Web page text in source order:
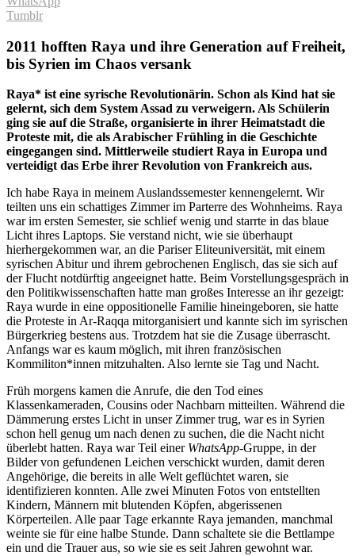
Tumblr
2011 hofften Raya und ihre Generation auf Freiheit,
bis Syrien im Chaos versank
Raya* ist eine syrische Revolutionärin. Schon als Kind hat sie
gelernt, sich dem System Assad zu verweigern. Als Schülerin
ging sie auf die Straße, organisierte in ihrer Heimatstadt die
Proteste mit, die als Arabischer Frühling in die Geschichte
eingegangen sind. Mittlerweile studiert Raya in Europa und
verteidigt das Erbe ihrer Revolution von Frankreich aus.
Ich habe Raya in meinem Auslandssemester kennengelernt. Wir
teilten uns ein schattiges Zimmer im Parterre des Wohnheims. Raya
war im ersten Semester, sie schlief wenig und starrte in das blaue
Licht ihres Laptops. Sie verstand nicht, wie sie überhaupt
hierhergekommen war, an die Pariser Eliteuniversität, mit einem
syrischen Abitur und ihrem gebrochenen Englisch, das sie sich auf
der Flucht notdürftig angeeignet hatte. Beim Vorstellungsgespräch in
den Politikwissenschaften hatte man großes Interesse an ihr gezeigt:
Raya wurde in eine oppositionelle Familie hineingeboren, sie hatte
die Proteste in Ar-Raqqa mitorganisiert und kannte sich im syrischen
Bürgerkrieg bestens aus. Trotzdem hat sie die Zusage überrascht.
Anfangs war es kaum möglich, mit ihren französischen
Kommiliton*innen mitzuhalten. Also lernte sie Tag und Nacht.
Früh morgens kamen die Anrufe, die den Tod eines
Klassenkameraden, Cousins oder Nachbarn mitteilten. Während die
Dämmerung erstes Licht in unser Zimmer trug, war es in Syrien
schon hell genug um nach denen zu suchen, die die Nacht nicht
überlebt hatten. Raya war Teil einer WhatsApp-Gruppe, in der
Bilder von gefundenen Leichen verschickt wurden, damit deren
Angehörige, die bereits in alle Welt geflüchtet waren, sie
identifizieren konnten. Alle zwei Minuten Fotos von entstellten
Kindern, Männern mit blutenden Köpfen, abgerissenen
Körperteilen. Alle paar Tage erkannte Raya jemanden, manchmal
weinte sie für eine halbe Stunde. Dann schaltete sie die Bettlampe
ein und die Trauer aus, so wie sie es seit Jahren gewohnt war.